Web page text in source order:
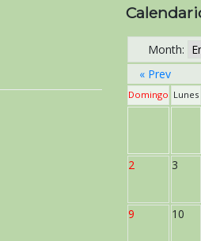
Month:
« Prev
Domingo Lunes
2 3
9 10